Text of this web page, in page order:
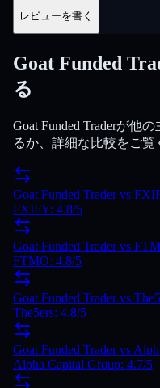
レビューを書く
Goat Funded
る
Goat Funded Traderが他
るか、詳細な比較をご覧
Goat Funded Tradervs
FXIFY: 4.8/5
Goat Funded Tradervs
FTMO: 4.8/5
Goat Funded Tradervs
The5ers: 4.8/5
Goat Funded Tradervs
Alpha Capital Group: 4.7/5